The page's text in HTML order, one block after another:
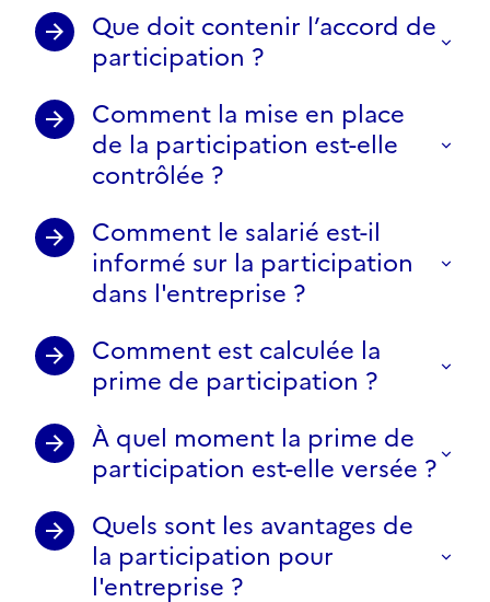
Que doit contenir l’accord de
participation ?
Comment la mise en place
de la participation est-elle
contrôlée ?
Comment le salarié est-il
informé sur la participation
dans l'entreprise ?
Comment est calculée la
prime de participation ?
À quel moment la prime de
participation est-elle versée ?
Quels sont les avantages de
la participation pour
l'entreprise ?